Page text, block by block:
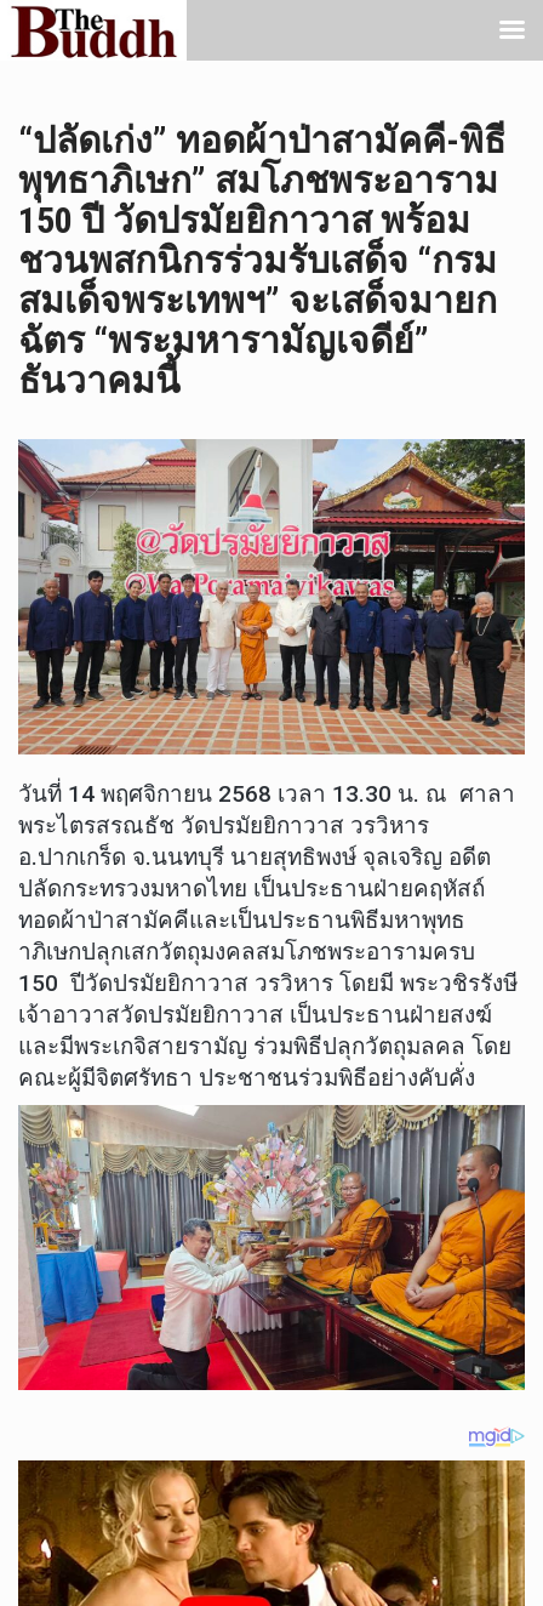
“ปลัดเก่ง” ทอดผ้าป่าสามัคคี-พิธี
พุทธาภิเษก” สมโภชพระอาราม
150 ปี วัดปรมัยยิกาวาส พร้อม
ชวนพสกนิกรร่วมรับเสด็จ “กรม
สมเด็จพระเทพฯ” จะเสด็จมายก
ฉัตร “พระมหารามัญเจดีย์”
ธันวาคมนี้
วันที่ 14 พฤศจิกายน 2568 เวลา 13.30 น. ณ ศาลา
พระไตรสรณธัช วัดปรมัยยิกาวาส วรวิหาร
อ.ปากเกร็ด จ.นนทบุรี นายสุทธิพงษ์ จุลเจริญ อดีต
ปลัดกระทรวงมหาดไทย เป็นประธานฝ่ายคฤหัสถ์
ทอดผ้าป่าสามัคคีและเป็นประธานพิธีมหาพุทธ
าภิเษกปลุกเสกวัตถุมงคลสมโภชพระอารามครบ
150 ปีวัดปรมัยยิกาวาส วรวิหาร โดยมี พระวชิรรังษี
เจ้าอาวาสวัดปรมัยยิกาวาส เป็นประธานฝ่ายสงฆ์
และมีพระเกจิสายรามัญ ร่วมพิธีปลุกวัตถุมลคล โดย
คณะผู้มีจิตศรัทธา ประชาชนร่วมพิธีอย่างคับคั่ง